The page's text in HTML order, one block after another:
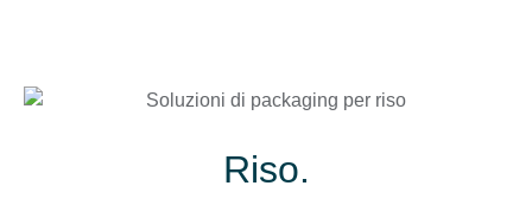
Riso.